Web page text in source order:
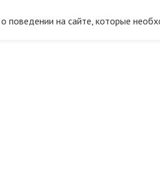
поведении на сайте, которые